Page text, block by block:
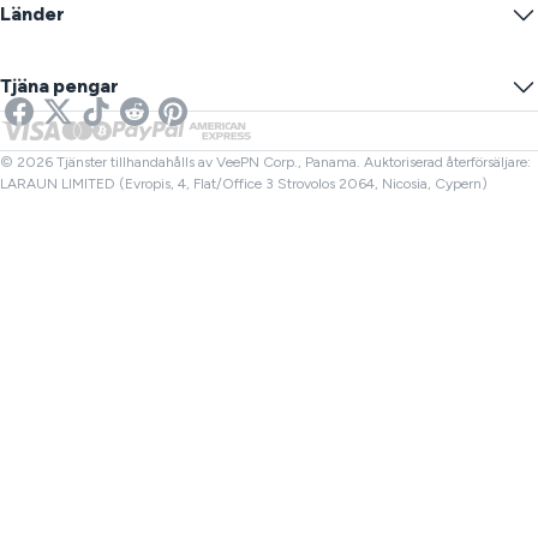
Cookieinställningar
VPN för streaming
Netflix VPN
Dölj din IP
Online SMS
Länk Kontroll
Filkontroll
Länder
Storbritannien VPN
Kanada VPN
Turkiet VPN
Tjäna pengar
Affiliates
© 2026 Tjänster tillhandahålls av VeePN Corp., Panama. Auktoriserad återförsäljare:
LARAUN LIMITED (Evropis, 4, Flat/Office 3 Strovolos 2064, Nicosia, Cypern)